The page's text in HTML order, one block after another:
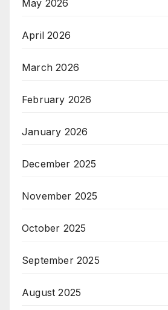
May 2026
April 2026
March 2026
February 2026
January 2026
December 2025
November 2025
October 2025
September 2025
August 2025